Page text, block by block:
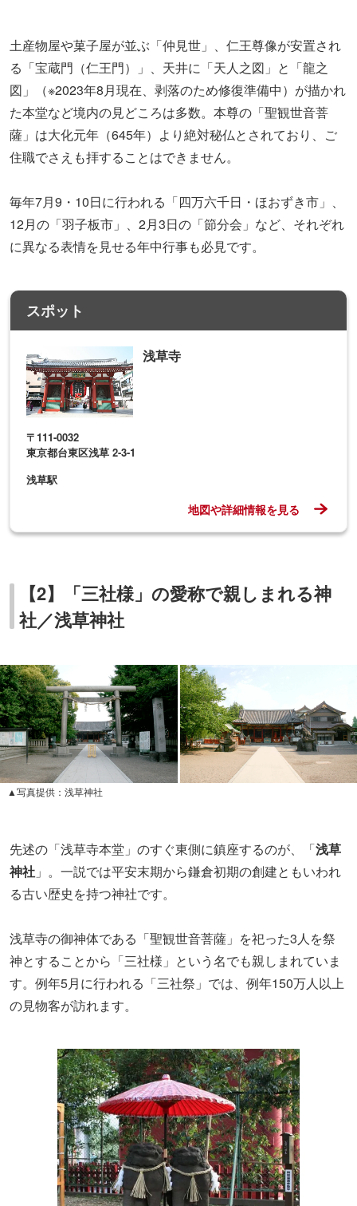
土産物屋や菓子屋が並ぶ「仲見世」、仁王尊像が安置され
る「宝蔵門（仁王門）」、天井に「天人之図」と「龍之
図」（※2023年8月現在、剥落のため修復準備中） が描かれ
た本堂など境内の見どころは多数。本尊の「聖観世音菩
薩」は大化元年（645年）より絶対秘仏とされており、ご
住職でさえも拝することはできません。
毎年7月9・10日に行われる「四万六千日・ほおずき市」、
12月の「羽子板市」、2月3日の「節分会」など、それぞれ
に異なる表情を見せる年中行事も必見です。
スポット
浅草寺
〒111-0032
東京都台東区浅草 2-3-1
浅草駅
地図や詳細情報を見る
【2】「三社様」の愛称で親しまれる神
社／浅草神社
▲写真提供：浅草神社
先述の「浅草寺本堂」のすぐ東側に鎮座するのが、「浅草
神社 」。一説では平安末期から鎌倉初期の創建ともいわれ
る古い歴史を持つ神社です。
浅草寺の御神体である「聖観世音菩薩」を祀った3人を祭
神とすることから「三社様」という名でも親しまれていま
す。例年5月に行われる「三社祭」では、例年150万人以上
の見物客が訪れます。